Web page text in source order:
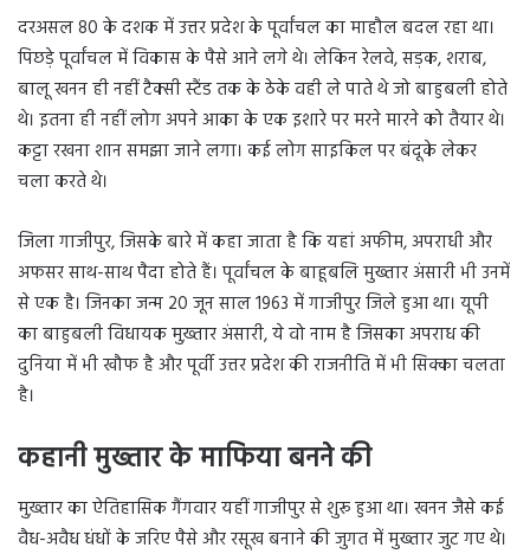
दरअसल 80 के दशक में उत्तर प्रदेश के पूर्वांचल का माहौल बदल रहा था।
पिछड़े पूर्वांचल में विकास के पैसे आने लगे थे। लेकिन रेलवे, सड़क, शराब,
बालू खनन ही नहीं टैक्सी स्टैंड तक के ठेके वही ले पाते थे जो बाहुबली होते
थे। इतना ही नहीं लोग अपने आका के एक इशारे पर मरने मारने को तैयार थे।
कट्टा रखना शान समझा जाने लगा। कई लोग साइकिल पर बंदूके लेकर
चला करते थे।
जिला गाजीपुर, जिसके बारे में कहा जाता है कि यहां अफीम, अपराधी और
अफसर साथ-साथ पैदा होते हैं। पूर्वांचल के बाहूबलि मुख्तार अंसारी भी उनमें
से एक है। जिनका जन्म 20 जून साल 1963 में गाजीपुर जिले हुआ था। यूपी
का बाहुबली विधायक मुख़्तार अंसारी, ये वो नाम है जिसका अपराध की
दुनिया में भी खौफ है और पूर्वी उत्तर प्रदेश की राजनीति में भी सिक्का चलता
है।
कहानी मुख्तार के माफिया बनने की
मुख़्तार का ऐतिहासिक गैंगवार यहीं गाजीपुर से शुरू हुआ था। खनन जैसे कई
वैध-अवैध धंधों के जरिए पैसे और रसूख बनाने की जुगत में मुख्तार जुट गए थे।